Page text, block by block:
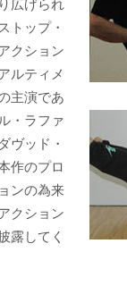
広げられ
トップ・
クション
ルティメ
主演であ
・ラファ
ヴッド・
作のプロ
ンの為来
クション
露してく